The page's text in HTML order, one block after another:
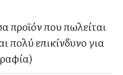
προϊόν που πωλείται
πολύ επικίνδυνο για